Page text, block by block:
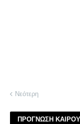
Νεότερη
ΠΡΟΓΝΩΣΗ ΚΑΙΡΟΥ